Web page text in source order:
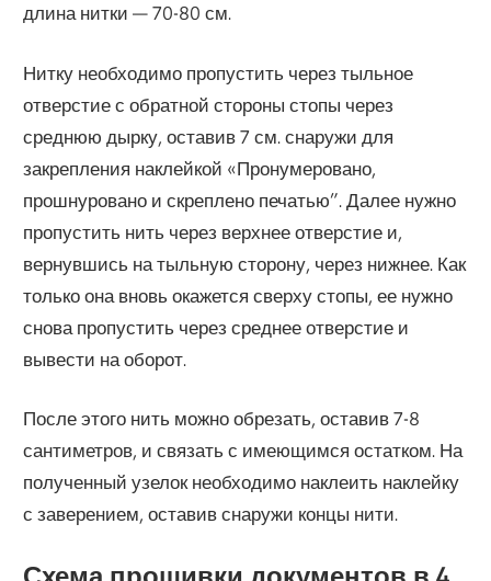
длина нитки — 70-80 см.
Нитку необходимо пропустить через тыльное
отверстие с обратной стороны стопы через
среднюю дырку, оставив 7 см. снаружи для
закрепления наклейкой «Пронумеровано,
прошнуровано и скреплено печатью”. Далее нужно
пропустить нить через верхнее отверстие и,
вернувшись на тыльную сторону, через нижнее. Как
только она вновь окажется сверху стопы, ее нужно
снова пропустить через среднее отверстие и
вывести на оборот.
После этого нить можно обрезать, оставив 7-8
сантиметров, и связать с имеющимся остатком. На
полученный узелок необходимо наклеить наклейку
с заверением, оставив снаружи концы нити.